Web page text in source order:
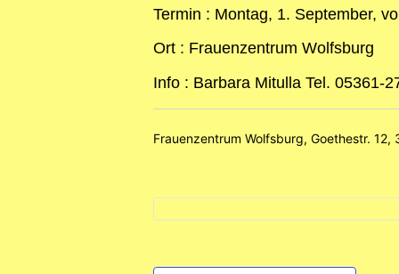
Termin : Montag, 1. September,
Ort : Frauenzentrum Wolfsburg
Info : Barbara Mitulla Tel. 05361-
Frauenzentrum Wolfsburg, Goethestr.